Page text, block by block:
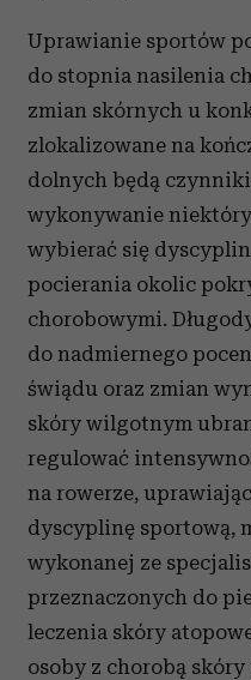
Uprawianie sportów
do stopnia nasilenia
zmian skórnych u
zlokalizowane na
dolnych będą
wykonywanie
wybierać się
pocierania okolic
chorobowymi.
do nadmiernego
świądu oraz zmian
skóry wilgotnym
regulować
na rowerze,
dyscyplinę sportową,
wykonanej ze
przeznaczonych do
leczenia skóry
osoby z chorobą